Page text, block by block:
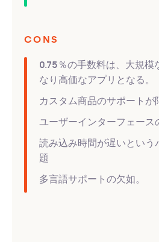
CONS
0.75％の手数料は、大規模
なり高価なアプリとなる。
カスタム商品のサポートが
ユーザーインターフェース
読み込み時間が遅いという
題
多言語サポートの欠如。